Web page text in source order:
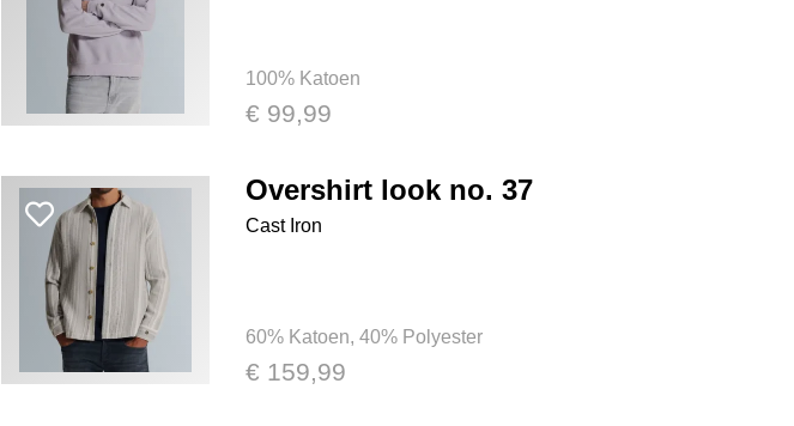
100% Katoen
€ 99,99
Overshirt look no. 37
Cast Iron
60% Katoen, 40% Polyester
€ 159,99